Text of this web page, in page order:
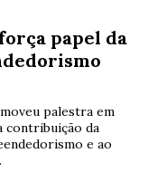
papel da
palestra em
contribuição da
e ao